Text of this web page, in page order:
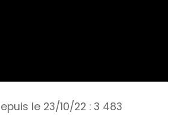
le 23/10/22 : 3 483